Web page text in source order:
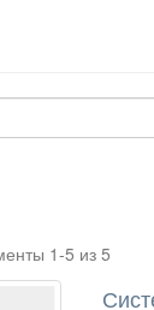
1-5 из 5